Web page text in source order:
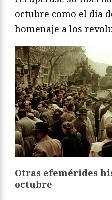
octubre como el día
homenaje a los
Otras efemérides
octubre